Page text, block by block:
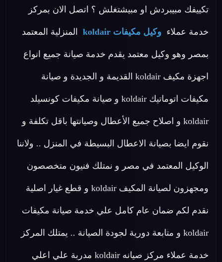
تكييفك مبيبردش او مبيشتغلش ؟ اتصل الان بمركز
خدمة عملاء وكيل مكيفات koldair المنزلية المعتمد
بمصر وهو وكيل معتمد يقدم خدمة صيانة جميع انواع
اجهزة مكيف koldair القديمة و الجديدة و صيانة
مكيفات اتوماتيك koldair و صيانة مكيفات كونسيلد
koldair و اصلاح جميع الأعطال وصيانتها باقل تكلفة و
نقوم ايضا بصيانة الاعطال البسيطة في المنزل .. ولاننا
الوكيل المعتمد في مصر و نمتلك فنيون متخصصون
ومجهزون لصيانة المكيف koldair و قطع غيار اصلية
نقدم لكم ضمان عام كامل علي خدمة صيانة مكيفات
koldair و متابعة دورية لجودة الصيانة .. يمتلك المركز
خدمة عملاء مركز صيانه koldair مدربة علي اعلي